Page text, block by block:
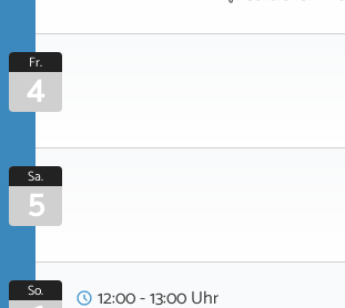
Fr.
4
Sa.
5
So.
12:00 - 13:00 Uhr